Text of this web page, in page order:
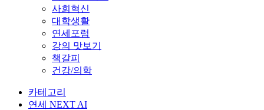
사회혁신
대학생활
연세포럼
강의 맛보기
책갈피
건강/의학
카테고리
연세 NEXT AI